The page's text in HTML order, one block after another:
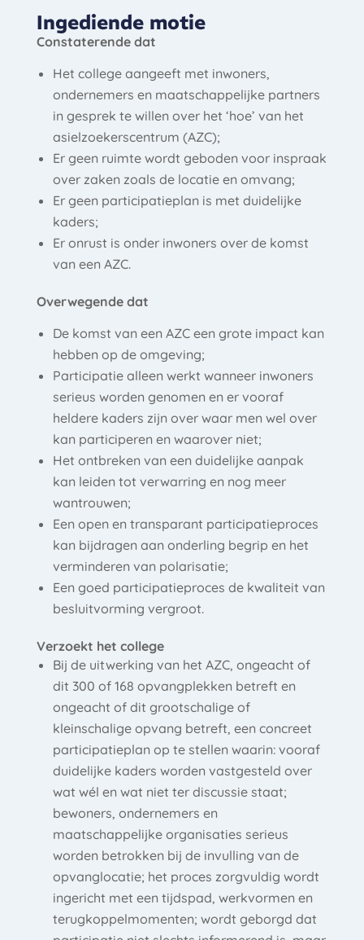
Ingediende motie
Constaterende dat
Het college aangeeft met inwoners,
ondernemers en maatschappelijke partners
in gesprek te willen over het ‘hoe’ van het
asielzoekerscentrum (AZC);
Er geen ruimte wordt geboden voor inspraak
over zaken zoals de locatie en omvang;
Er geen participatieplan is met duidelijke
kaders;
Er onrust is onder inwoners over de komst
van een AZC.
Overwegende dat
De komst van een AZC een grote impact kan
hebben op de omgeving;
Participatie alleen werkt wanneer inwoners
serieus worden genomen en er vooraf
heldere kaders zijn over waar men wel over
kan participeren en waarover niet;
Het ontbreken van een duidelijke aanpak
kan leiden tot verwarring en nog meer
wantrouwen;
Een open en transparant participatieproces
kan bijdragen aan onderling begrip en het
verminderen van polarisatie;
Een goed participatieproces de kwaliteit van
besluitvorming vergroot.
Verzoekt het college
Bij de uitwerking van het AZC, ongeacht of
dit 300 of 168 opvangplekken betreft en
ongeacht of dit grootschalige of
kleinschalige opvang betreft, een concreet
participatieplan op te stellen waarin: vooraf
duidelijke kaders worden vastgesteld over
wat wél en wat niet ter discussie staat;
bewoners, ondernemers en
maatschappelijke organisaties serieus
worden betrokken bij de invulling van de
opvanglocatie; het proces zorgvuldig wordt
ingericht met een tijdspad, werkvormen en
terugkoppelmomenten; wordt geborgd dat